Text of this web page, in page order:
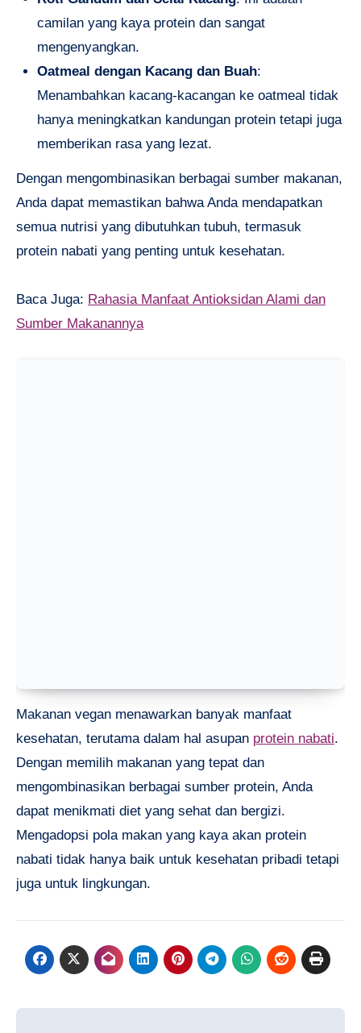
camilan yang kaya protein dan sangat
mengenyangkan.
Oatmeal dengan Kacang dan Buah:
Menambahkan kacang-kacangan ke oatmeal tidak
hanya meningkatkan kandungan protein tetapi juga
memberikan rasa yang lezat.
Dengan mengombinasikan berbagai sumber makanan,
Anda dapat memastikan bahwa Anda mendapatkan
semua nutrisi yang dibutuhkan tubuh, termasuk
protein nabati yang penting untuk kesehatan.
Baca Juga: Rahasia Manfaat Antioksidan Alami dan
Sumber Makanannya
Makanan vegan menawarkan banyak manfaat
kesehatan, terutama dalam hal asupan protein nabati.
Dengan memilih makanan yang tepat dan
mengombinasikan berbagai sumber protein, Anda
dapat menikmati diet yang sehat dan bergizi.
Mengadopsi pola makan yang kaya akan protein
nabati tidak hanya baik untuk kesehatan pribadi tetapi
juga untuk lingkungan.